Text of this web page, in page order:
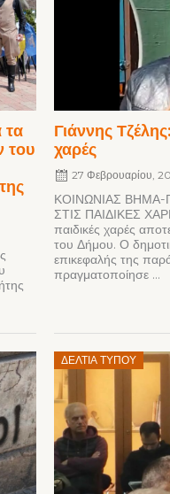
τα
του
Γιάννης
χαρές
27 Φεβρουαρίου,
ΚΟΙΝΩΝΙΑΣ
ΣΤΙΣ ΠΑΙΔΙΚΕΣ
παιδικές χαρές
του Δήμου. Ο
επικεφαλής της
πραγματοποίησε ...
ΔΕΛΤΊΑ ΤΎΠΟΥ
Posted